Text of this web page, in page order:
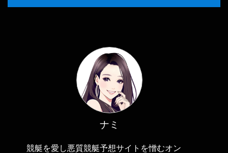
ナミ
競艇を愛し悪質競艇予想サイトを憎むオン